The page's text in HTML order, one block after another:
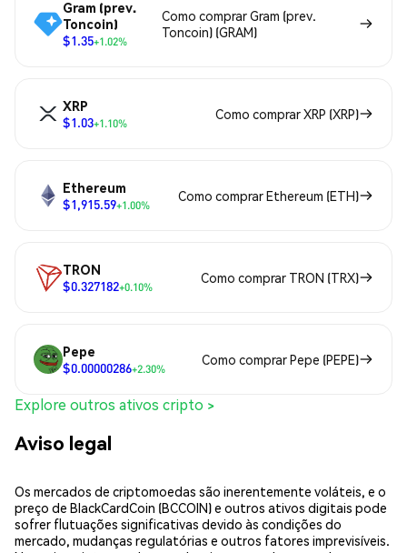
Gram (prev.
Toncoin)
$1.35+1.02%
Como comprar Gram (prev.
Toncoin) (GRAM)
XRP
$1.03+1.10%
Como comprar XRP (XRP)
Ethereum
$1,915.59+1.00%
Como comprar Ethereum (ETH)
TRON
$0.327182+0.10%
Como comprar TRON (TRX)
Pepe
$0.00000286+2.30%
Como comprar Pepe (PEPE)
Explore outros ativos cripto >
Aviso legal
Os mercados de criptomoedas são inerentemente voláteis, e o
preço de BlackCardCoin (BCCOIN) e outros ativos digitais pode
sofrer flutuações significativas devido às condições do
mercado, mudanças regulatórias e outros fatores imprevisíveis.